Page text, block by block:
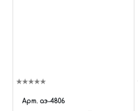
Арт. аэ-4806